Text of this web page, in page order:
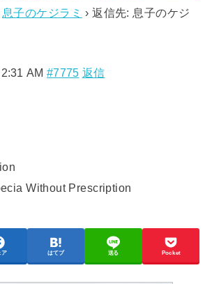
息子のケジラミ › 返信先: 息子のケジ
AM #7775 返信
Without Prescription
ア はてブ 送る Pocket